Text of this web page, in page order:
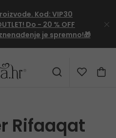
Kod:VIP30
Do - 20 % OFF
je spremno!🎁
Rifaaqat